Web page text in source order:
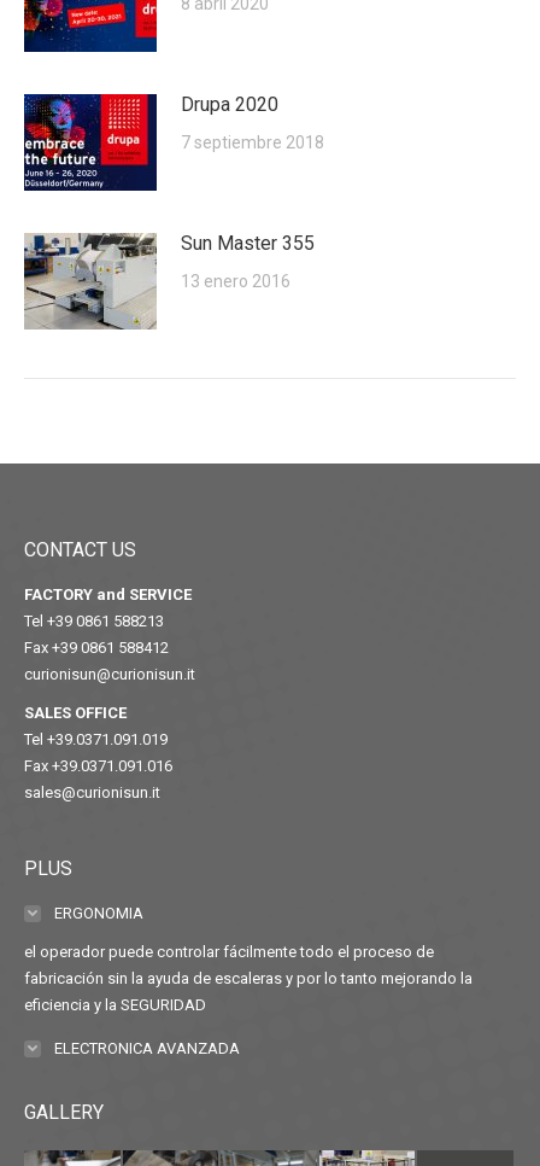
Drupa 2020
7 septiembre 2018
Sun Master 355
13 enero 2016
CONTACT US
FACTORY and SERVICE
Tel +39 0861 588213
Fax +39 0861 588412
curionisun@curionisun.it
SALES OFFICE
Tel +39.0371.091.019
Fax +39.0371.091.016
sales@curionisun.it
PLUS
ERGONOMIA
el operador puede controlar fácilmente todo el proceso de
fabricación sin la ayuda de escaleras y por lo tanto mejorando la
eficiencia y la SEGURIDAD
ELECTRONICA AVANZADA
GALLERY